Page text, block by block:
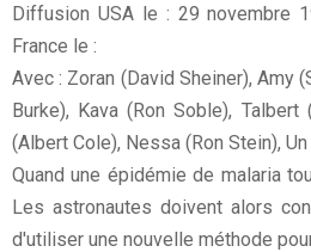
Diffusion USA le : 29 novembre
France le :
Avec : Zoran (David Sheiner), Amy
Burke), Kava (Ron Soble), Talbert
(Albert Cole), Nessa (Ron Stein),
Quand une épidémie de malaria
Les astronautes doivent alors
d'utiliser une nouvelle méthode